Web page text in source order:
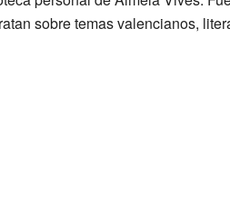
sobre temas valencianos,